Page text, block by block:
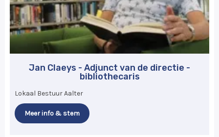
Jan Claeys - Adjunct van de directie -
bibliothecaris
Lokaal Bestuur Aalter
Meer info & stem